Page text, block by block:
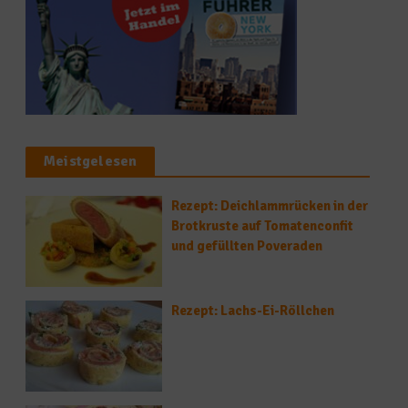
Meistgelesen
Rezept: Deichlammrücken in der
Brotkruste auf Tomatenconfit
und gefüllten Poveraden
Rezept: Lachs-Ei-Röllchen